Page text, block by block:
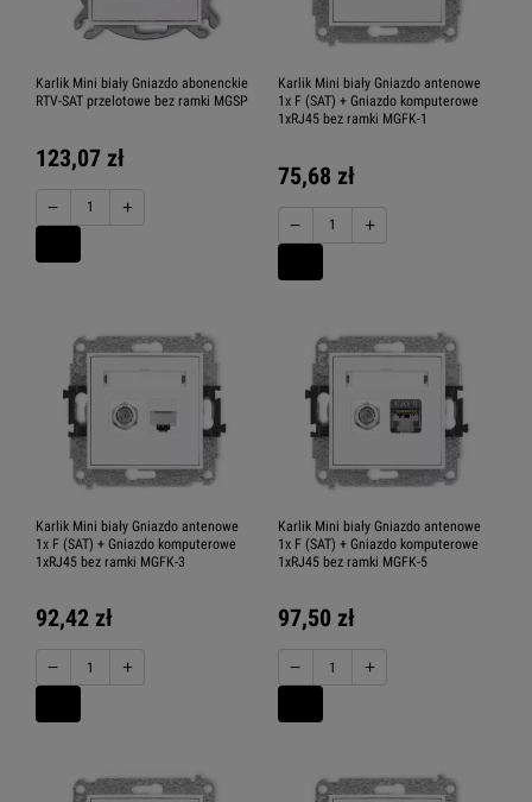
Karlik Mini biały Gniazdo abonenckie
RTV-SAT przelotowe bez ramki MGSP
123,07 zł
− +
Karlik Mini biały Gniazdo antenowe
1x F (SAT) + Gniazdo komputerowe
1xRJ45 bez ramki MGFK-1
75,68 zł
− +
Karlik Mini biały Gniazdo antenowe
1x F (SAT) + Gniazdo komputerowe
1xRJ45 bez ramki MGFK-3
92,42 zł
− +
Karlik Mini biały Gniazdo antenowe
1x F (SAT) + Gniazdo komputerowe
1xRJ45 bez ramki MGFK-5
97,50 zł
− +